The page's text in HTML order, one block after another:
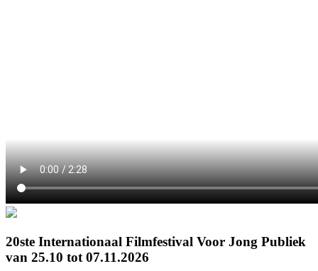
20ste Internationaal Filmfestival Voor Jong Publiek
van 25.10 tot 07.11.2026